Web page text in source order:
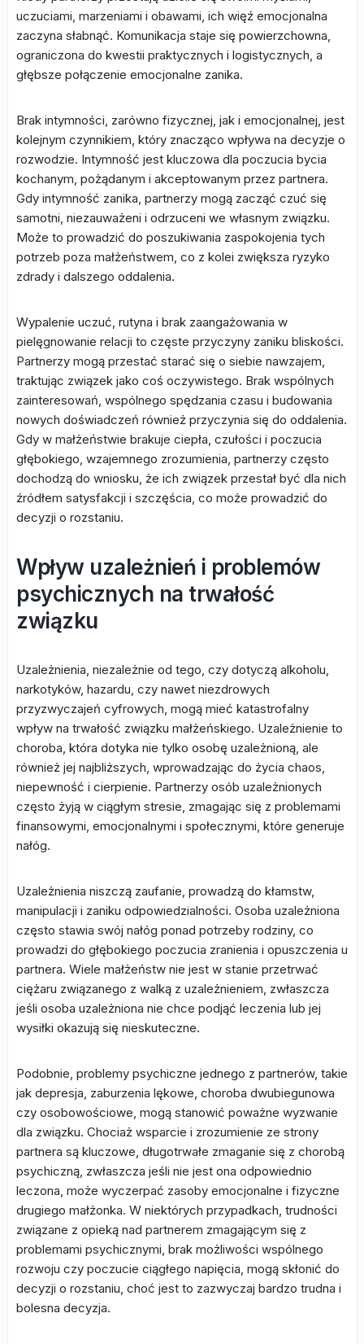
uczuciami, marzeniami i obawami, ich więź emocjonalna
zaczyna słabnąć. Komunikacja staje się powierzchowna,
ograniczona do kwestii praktycznych i logistycznych, a
głębsze połączenie emocjonalne zanika.
Brak intymności, zarówno fizycznej, jak i emocjonalnej, jest
kolejnym czynnikiem, który znacząco wpływa na decyzje o
rozwodzie. Intymność jest kluczowa dla poczucia bycia
kochanym, pożądanym i akceptowanym przez partnera.
Gdy intymność zanika, partnerzy mogą zacząć czuć się
samotni, niezauważeni i odrzuceni we własnym związku.
Może to prowadzić do poszukiwania zaspokojenia tych
potrzeb poza małżeństwem, co z kolei zwiększa ryzyko
zdrady i dalszego oddalenia.
Wypalenie uczuć, rutyna i brak zaangażowania w
pielęgnowanie relacji to częste przyczyny zaniku bliskości.
Partnerzy mogą przestać starać się o siebie nawzajem,
traktując związek jako coś oczywistego. Brak wspólnych
zainteresowań, wspólnego spędzania czasu i budowania
nowych doświadczeń również przyczynia się do oddalenia.
Gdy w małżeństwie brakuje ciepła, czułości i poczucia
głębokiego, wzajemnego zrozumienia, partnerzy często
dochodzą do wniosku, że ich związek przestał być dla nich
źródłem satysfakcji i szczęścia, co może prowadzić do
decyzji o rozstaniu.
Wpływ uzależnień i problemów
psychicznych na trwałość
związku
Uzależnienia, niezależnie od tego, czy dotyczą alkoholu,
narkotyków, hazardu, czy nawet niezdrowych
przyzwyczajeń cyfrowych, mogą mieć katastrofalny
wpływ na trwałość związku małżeńskiego. Uzależnienie to
choroba, która dotyka nie tylko osobę uzależnioną, ale
również jej najbliższych, wprowadzając do życia chaos,
niepewność i cierpienie. Partnerzy osób uzależnionych
często żyją w ciągłym stresie, zmagając się z problemami
finansowymi, emocjonalnymi i społecznymi, które generuje
nałóg.
Uzależnienia niszczą zaufanie, prowadzą do kłamstw,
manipulacji i zaniku odpowiedzialności. Osoba uzależniona
często stawia swój nałóg ponad potrzeby rodziny, co
prowadzi do głębokiego poczucia zranienia i opuszczenia u
partnera. Wiele małżeństw nie jest w stanie przetrwać
ciężaru związanego z walką z uzależnieniem, zwłaszcza
jeśli osoba uzależniona nie chce podjąć leczenia lub jej
wysiłki okazują się nieskuteczne.
Podobnie, problemy psychiczne jednego z partnerów, takie
jak depresja, zaburzenia lękowe, choroba dwubiegunowa
czy osobowościowe, mogą stanowić poważne wyzwanie
dla związku. Chociaż wsparcie i zrozumienie ze strony
partnera są kluczowe, długotrwałe zmaganie się z chorobą
psychiczną, zwłaszcza jeśli nie jest ona odpowiednio
leczona, może wyczerpać zasoby emocjonalne i fizyczne
drugiego małżonka. W niektórych przypadkach, trudności
związane z opieką nad partnerem zmagającym się z
problemami psychicznymi, brak możliwości wspólnego
rozwoju czy poczucie ciągłego napięcia, mogą skłonić do
decyzji o rozstaniu, choć jest to zazwyczaj bardzo trudna i
bolesna decyzja.